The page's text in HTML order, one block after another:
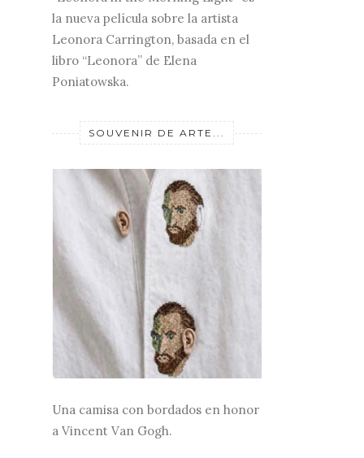
la nueva película sobre la artista
Leonora Carrington, basada en el
libro “Leonora” de Elena
Poniatowska.
SOUVENIR DE ARTE...
Una camisa con bordados en honor
a Vincent Van Gogh.